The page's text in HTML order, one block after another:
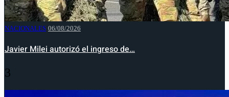
NACIONALES 06/08/2026
Javier Milei autorizó el ingreso de…
3